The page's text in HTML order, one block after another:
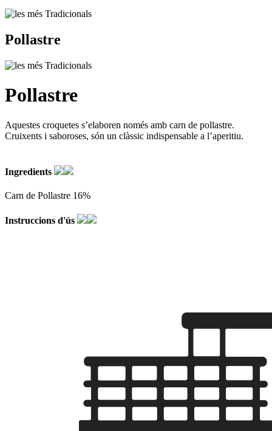
Pollastre
Pollastre
Aquestes croquetes s’elaboren només amb carn de pollastre.
Cruixents i saboroses, són un clàssic indispensable a l’aperitiu.
Ingredients
Carn de Pollastre 16%
Instruccions d'ús